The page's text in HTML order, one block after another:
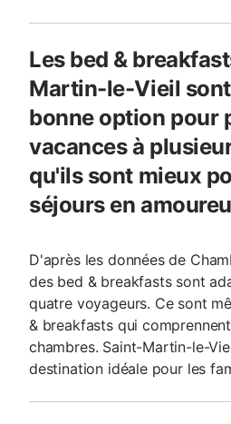
Les bed &
Martin-le-Vieil
bonne option pour
vacances à
qu'ils sont mieux
séjours en
D'après les données de
des bed & breakfasts sont
quatre voyageurs. Ce sont
& breakfasts qui
chambres. Saint-Martin-le-
destination idéale pour les